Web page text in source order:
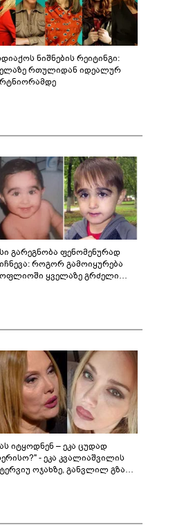
ნიშნების რეიტინგი:
რთულიდან იდეალურ
გარეგნობა ფენომენურად
როგორ გამოიყურება
ყველაზე გრძელი
იტყოდნენ – ეკა ცუდად
- ეკა კვალიაშვილის
ოჯახზე, განვლილ გზასა